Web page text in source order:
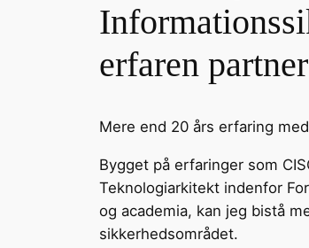
erfaren partner
Mere end 20 års erfaring
Bygget på erfaringer som
Teknologiarkitekt indenfor
og academia, kan jeg bistå
sikkerhedsområdet.